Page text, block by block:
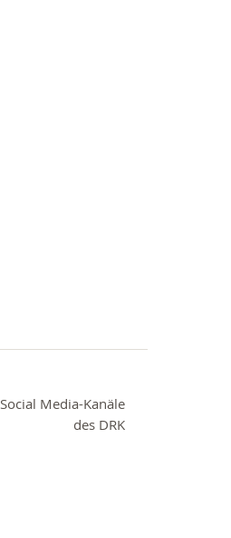
Social Media-Kanäle
des DRK